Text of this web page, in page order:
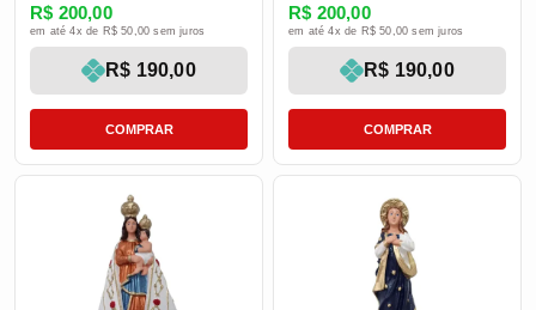
R$ 200,00
R$ 190,00
em até 4x de R$ 50,00 sem juros
COMPRAR
R$ 200,00
R$ 190,00
em até 4x de R$ 50,00 sem juros
COMPRAR